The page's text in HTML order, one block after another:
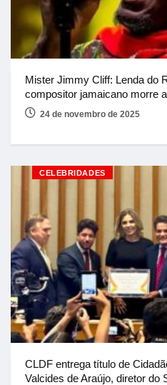
Mister Jimmy Cliff: Lenda do
compositor jamaicano morre
24 de novembro de 2025
CELEBRIDADES
CLDF entrega título de
Valcides de Araújo, diretor do